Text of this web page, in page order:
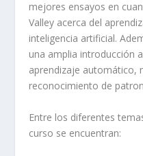
mejores ensayos en
Valley acerca del
inteligencia artificial.
una amplia introducción
aprendizaje automático,
reconocimiento de
Entre los diferentes
curso se encuentran: